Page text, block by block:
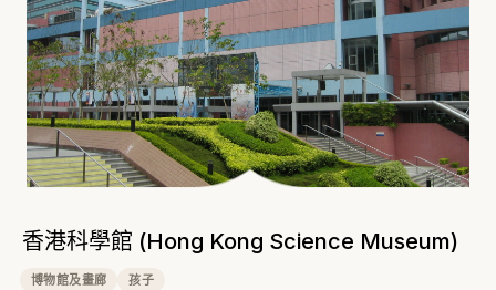
香港科學館 (Hong Kong Science Museum)
博物館及畫廊 孩子